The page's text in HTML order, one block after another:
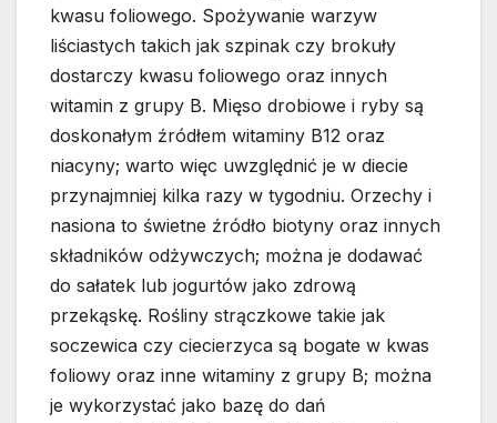
kwasu foliowego. Spożywanie warzyw
liściastych takich jak szpinak czy brokuły
dostarczy kwasu foliowego oraz innych
witamin z grupy B. Mięso drobiowe i ryby są
doskonałym źródłem witaminy B12 oraz
niacyny; warto więc uwzględnić je w diecie
przynajmniej kilka razy w tygodniu. Orzechy i
nasiona to świetne źródło biotyny oraz innych
składników odżywczych; można je dodawać
do sałatek lub jogurtów jako zdrową
przekąskę. Rośliny strączkowe takie jak
soczewica czy ciecierzyca są bogate w kwas
foliowy oraz inne witaminy z grupy B; można
je wykorzystać jako bazę do dań